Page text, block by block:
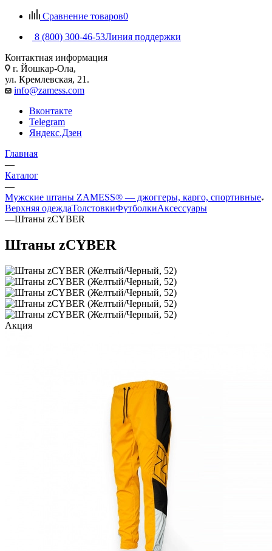
Сравнение товаров0
8 (800) 300-46-53Линия поддержки
Контактная информация
г. Йошкар-Ола,
ул. Кремлевская, 21.
info@zamess.com
Вконтакте
Telegram
Яндекс.Дзен
Главная
—
Каталог
—
Мужские штаны ZAMESS® — джоггеры, карго, спортивные
Верхняя одеждаТолстовкиФутболкиАксессуары
—Штаны zCYBER
Штаны zCYBER
Акция